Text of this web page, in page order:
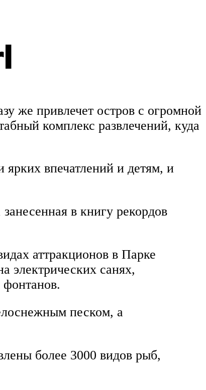
же привлечет остров с огромной
комплекс развлечений, куда
впечатлений и детям, и
в книгу рекордов
аттракционов в Парке
электрических санях,
песком, а
более 3000 видов рыб,